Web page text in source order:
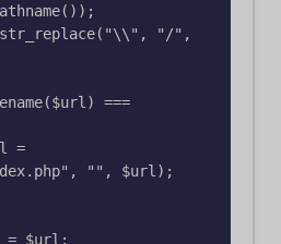
"", $url);